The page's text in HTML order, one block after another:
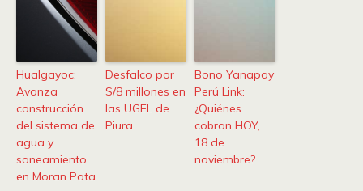
Hualgayoc:
Avanza
construcción
del sistema de
agua y
saneamiento
en Moran Pata
Desfalco por
S/8 millones en
las UGEL de
Piura
Bono Yanapay
Perú Link:
¿Quiénes
cobran HOY,
18 de
noviembre?